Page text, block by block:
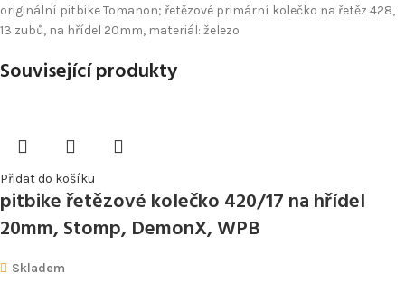
originální pitbike Tomanon; řetězové primární kolečko na řetěz 428,
13 zubů, na hřídel 20mm, materiál: železo
Související produkty
Přidat do košíku
pitbike řetězové kolečko 420/17 na hřídel
20mm, Stomp, DemonX, WPB
Skladem